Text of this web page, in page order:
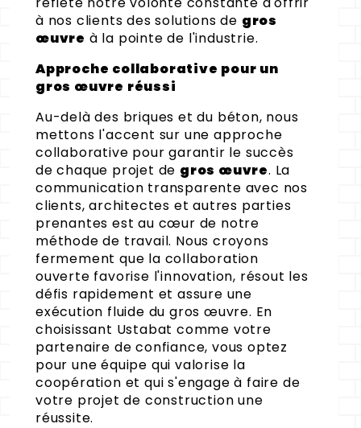
à nos clients des solutions de gros
œuvre à la pointe de l'industrie.
Approche collaborative pour un
gros œuvre réussi
Au-delà des briques et du béton, nous
mettons l'accent sur une approche
collaborative pour garantir le succès
de chaque projet de gros œuvre. La
communication transparente avec nos
clients, architectes et autres parties
prenantes est au cœur de notre
méthode de travail. Nous croyons
fermement que la collaboration
ouverte favorise l'innovation, résout les
défis rapidement et assure une
exécution fluide du gros œuvre. En
choisissant Ustabat comme votre
partenaire de confiance, vous optez
pour une équipe qui valorise la
coopération et qui s'engage à faire de
votre projet de construction une
réussite.